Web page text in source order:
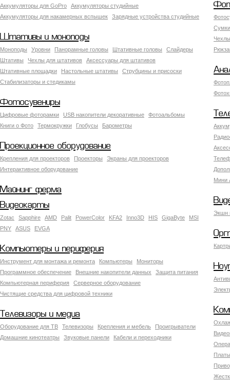
Аккумуляторы для GoPro
Аккумуляторы студийные
Аккумуляторы для накамерных вспышек
Зарядные устройства студийные
Штативы и моноподы
Моноподы Уровни Панорамные головы Штативные головы
Слайдеры
Штативы
Чехлы для штативов
Аксессуары для штативов
Штативные площадки
Настольные штативы
Струбцины и присоски
Стабилизаторы и стедикамы
Фотосувениры
Цифровые фоторамки USB накопители декоративные
Фотоальбомы
Книги о Фото
Термокружки Глобусы Барометры
Мини
Проекционное оборудование
Крепления для проекторов Проекторы
Экраны для проекторов
Интерактивное оборудование
Майнинг ферма
Экшн
Видеокарты
Zotac Sapphire AMD Palit PowerColor KFA2 Inno3D HIS GigaByte
MSI
PNY
ASUS EVGA
Компьютеры и периферия
Инструмент для монтажа и ремонта Компьютеры
Мониторы
Программное обеспечение
Внешние накопители данных
Защита питания
Компьютерная периферия
Серверное оборудование
Чистящие средства для цифровой техники
Телевизоры и медиа
Оборудование для ТВ Телевизоры Крепления и мебель
Проигрыватели
Домашние кинотеатры
Звуковые панели Кабели и переходники